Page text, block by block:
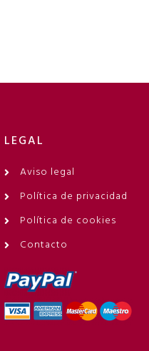
LEGAL
Aviso legal
Política de privacidad
Política de cookies
Contacto